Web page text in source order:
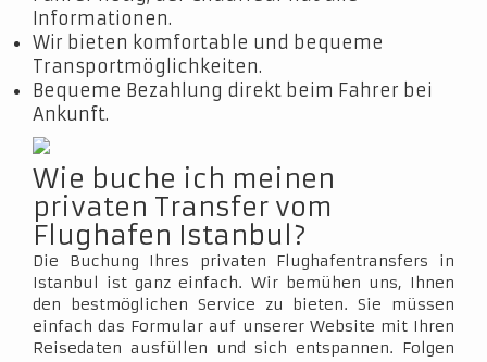
Informationen.
Wir bieten komfortable und bequeme
Transportmöglichkeiten.
Bequeme Bezahlung direkt beim Fahrer bei
Ankunft.
Wie buche ich meinen
privaten Transfer vom
Flughafen Istanbul?
Die Buchung Ihres privaten Flughafentransfers in
Istanbul ist ganz einfach. Wir bemühen uns, Ihnen
den bestmöglichen Service zu bieten. Sie müssen
einfach das Formular auf unserer Website mit Ihren
Reisedaten ausfüllen und sich entspannen. Folgen